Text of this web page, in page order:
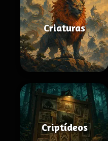
Criaturas
Criptídeos